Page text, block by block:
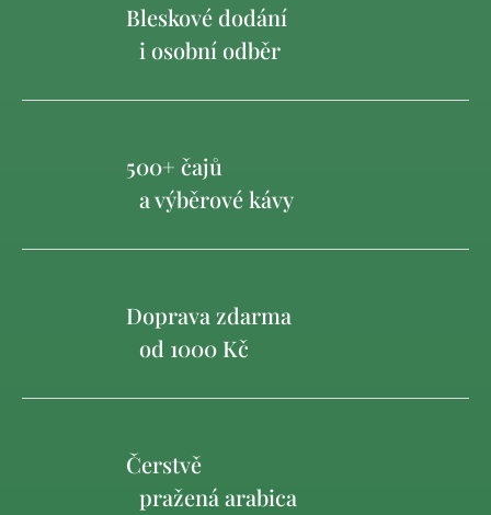
Bleskové dodání
i osobní odběr
500+ čajů
a výběrové kávy
Doprava zdarma
od 1000 Kč
Čerstvě
pražená arabica